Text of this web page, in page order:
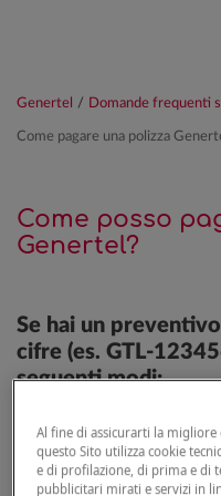
Genertel / Domande frequenti
Come pagare una polizza
Come posso
Genertel?
Se hai un
cifre (es. GTL-
seguenti modi:
Carta di credito o
Bonifico digitale
Paypal ( scopri di più
Al fine di assicurarti la migliore
questo Sito utilizza cookie
e di profilazione, di prima e di
pubblicitari mirati e servizi in